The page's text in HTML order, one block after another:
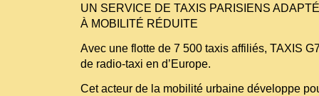
UN SERVICE DE TAXIS PARISIENS
À MOBILITÉ RÉDUITE
Avec une flotte de 7 500 taxis affiliés, TAXIS
de radio-taxi en d’Europe.
Cet acteur de la mobilité urbaine développe